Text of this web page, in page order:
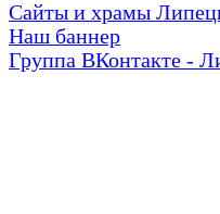
Сайты и храмы
Наш баннер
Группа ВКонтакте -